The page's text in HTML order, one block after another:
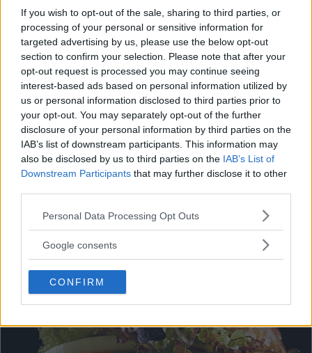
If you wish to opt-out of the sale, sharing to third parties, or
processing of your personal or sensitive information for
targeted advertising by us, please use the below opt-out
section to confirm your selection. Please note that after your
opt-out request is processed you may continue seeing
interest-based ads based on personal information utilized by
us or personal information disclosed to third parties prior to
your opt-out. You may separately opt-out of the further
disclosure of your personal information by third parties on the
IAB’s list of downstream participants. This information may
also be disclosed by us to third parties on the IAB’s List of
Downstream Participants that may further disclose it to other
Please note that this website/app uses one or more Google
not limited to your visit or usage behaviour. You may click to
use your data for below specified purposes in below Google
consent section.
Personal Data Processing Opt Outs
Google consents
CONFIRM
Mest lästa just nu:
22-åring utmanar Tiptapp: Det blev en hel sommar framför
datorn
Passagerarbåt kolliderade på Riddarfjärden
Sommartorget i Älvsjö öppnar: Familjärt
Poppe med ungdomar intar friluftsteatern: Människan kan
göra något
Populärt bageri tar över Bakstugan: Varmt välkomna
Annons: